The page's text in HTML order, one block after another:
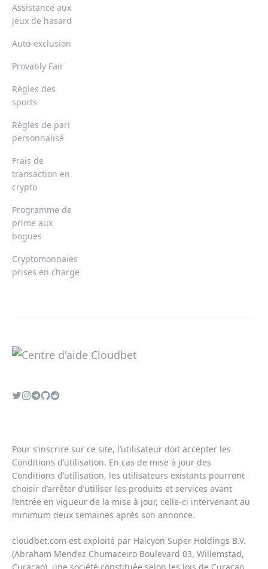
Assistance aux
jeux de hasard
Auto-exclusion
Provably Fair
Règles des
sports
Règles de pari
personnalisé
Frais de
transaction en
crypto
Programme de
prime aux
bogues
Cryptomonnaies
prises en charge
Pour s’inscrire sur ce site, l’utilisateur doit accepter les
Conditions d’utilisation. En cas de mise à jour des
Conditions d’utilisation, les utilisateurs existants pourront
choisir d’arrêter d’utiliser les produits et services avant
l’entrée en vigueur de la mise à jour, celle-ci intervenant au
minimum deux semaines après son annonce.
cloudbet.com est exploité par Halcyon Super Holdings B.V.
(Abraham Mendez Chumaceiro Boulevard 03, Willemstad,